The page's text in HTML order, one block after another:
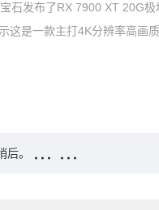
石发布了RX 7900 XT 20G
这是一款主打4K分辨率高画
后。